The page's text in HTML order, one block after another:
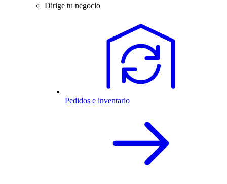
Dirige tu negocio
Pedidos e inventario